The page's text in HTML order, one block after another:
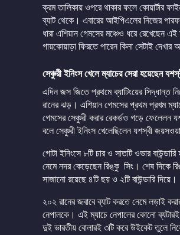
ক্রম তালিকায় ওপরে থাকার ফলে কোয়ার্টার
ব্যাট থেকে। এবারের আইপিএলের নিজের
ধারা এশিয়ান গেমসের মঞ্চেও ধরে রেখেছেন
গায়কোয়াড়া ফিরতে পারেন কিনা সেটাই
সেঞ্চুরী ইনিংস খেলে ম্যাচের সেরা হয়েছেন
এদিন জস জিতে প্রথমে ব্যাটিংয়ের
রানের ঝড়। এশিয়ান গেমসের প্রথম প্রখম
গেমসের সেঞ্চুরী করার রেকর্ডও গড়ে ফেলেলন
বলে সেঞ্চুরী ইনিংস খেলেছিলেন যশস্বী
গোটা ইনিংসে ৮টি চার ও সাতটি ওভার
নেমে নদর কেড়েছেন রিঙ্কু সিং। শেষ দিকে
সাজানো রয়েছে ৪টি ছয় ও ২টি বাউন্ডারি দিয়ে।
২০২ রানের জবাবে ব্যাট করতে নেমে লড়াই
নেপালকে। এই ম্যাচে নেপালের কোনো
দুই ভারতীয় বোলারই ৩টি করে উইকেট তুলে